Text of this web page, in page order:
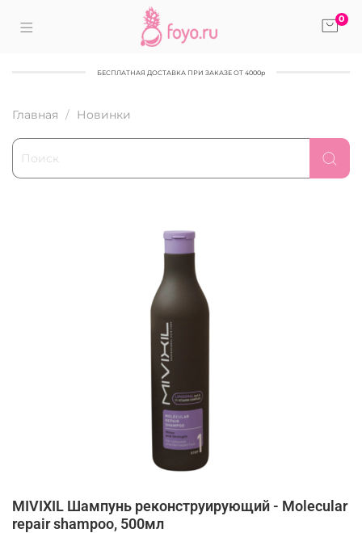
0
БЕСПЛАТНАЯ ДОСТАВКА ПРИ ЗАКАЗЕ ОТ 4000р
Главная Новинки
MIVIXIL Шампунь реконструирующий - Molecular
repair shampoo, 500мл